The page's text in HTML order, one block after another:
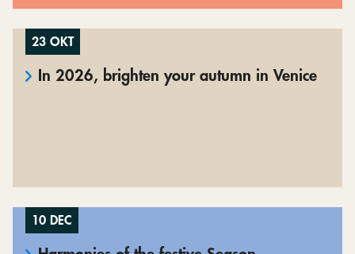
23 OKT
In 2026, brighten your autumn in Venice
10 DEC